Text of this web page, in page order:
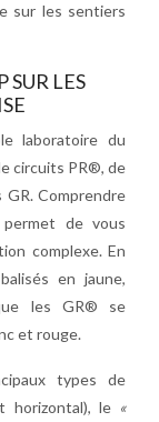
sur les sentiers
SUR LES
laboratoire du
circuits PR®, de
Comprendre
de vous
complexe. En
en jaune,
les GR® se
et rouge.
types de
le «